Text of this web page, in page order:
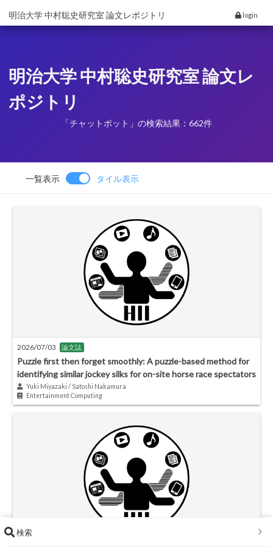
明治大学 中村聡史研究室 論文レポジトリ login
明治大学 中村聡史研究室 論文レ
ポジトリ
「チャットボット」の検索結果：662件
一覧表示 タイル表示
2026/07/03 論文誌
Puzzle first then forget smoothly: A puzzle-based method for
identifying similar jockey silks for on-site horse race spectators
Yuki Miyazaki / Satoshi Nakamura
Entertainment Computing
検索